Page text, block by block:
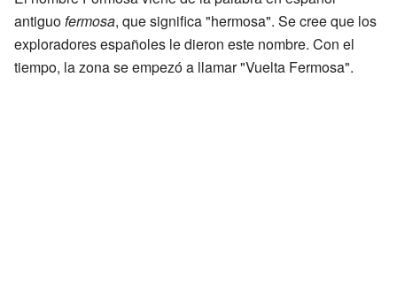
antiguofermosa, que significa "hermosa". Se cree que los
exploradores españoles le dieron este nombre. Con el
tiempo, la zona se empezó a llamar "Vuelta Fermosa".